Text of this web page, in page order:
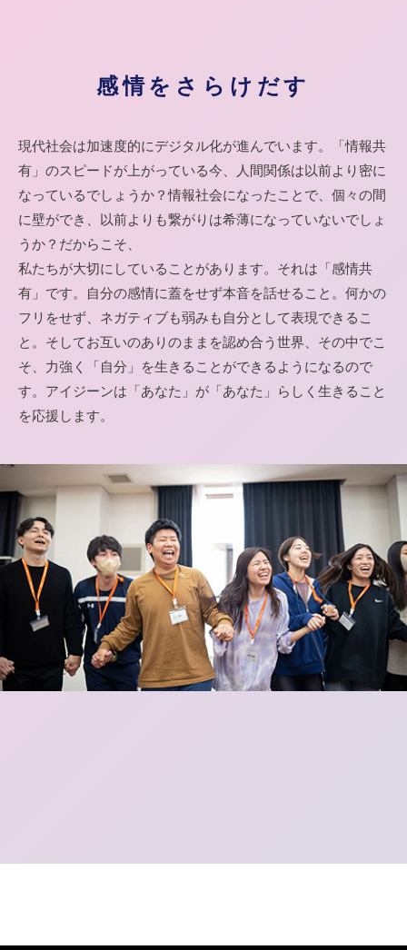
感情をさらけだす
現代社会は加速度的にデジタル化が進んでいます。「情報共
有」のスピードが上がっている今、人間関係は以前より密に
なっているでしょうか？情報社会になったことで、個々の間
に壁ができ、以前よりも繋がりは希薄になっていないでしょ
うか？だからこそ、
私たちが大切にしていることがあります。それは「感情共
有」です。自分の感情に蓋をせず本音を話せること。何かの
フリをせず、ネガティブも弱みも自分として表現できるこ
と。そしてお互いのありのままを認め合う世界、その中でこ
そ、力強く「自分」を生きることができるようになるので
す。アイジーンは「あなた」が「あなた」らしく生きること
を応援します。